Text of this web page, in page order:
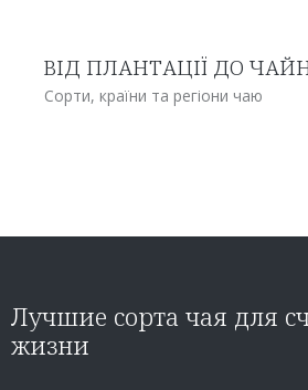
ВІД ПЛАНТАЦІЇ ДО
Сорти, країни та регіони чаю
Лучшие сорта чая для
жизни